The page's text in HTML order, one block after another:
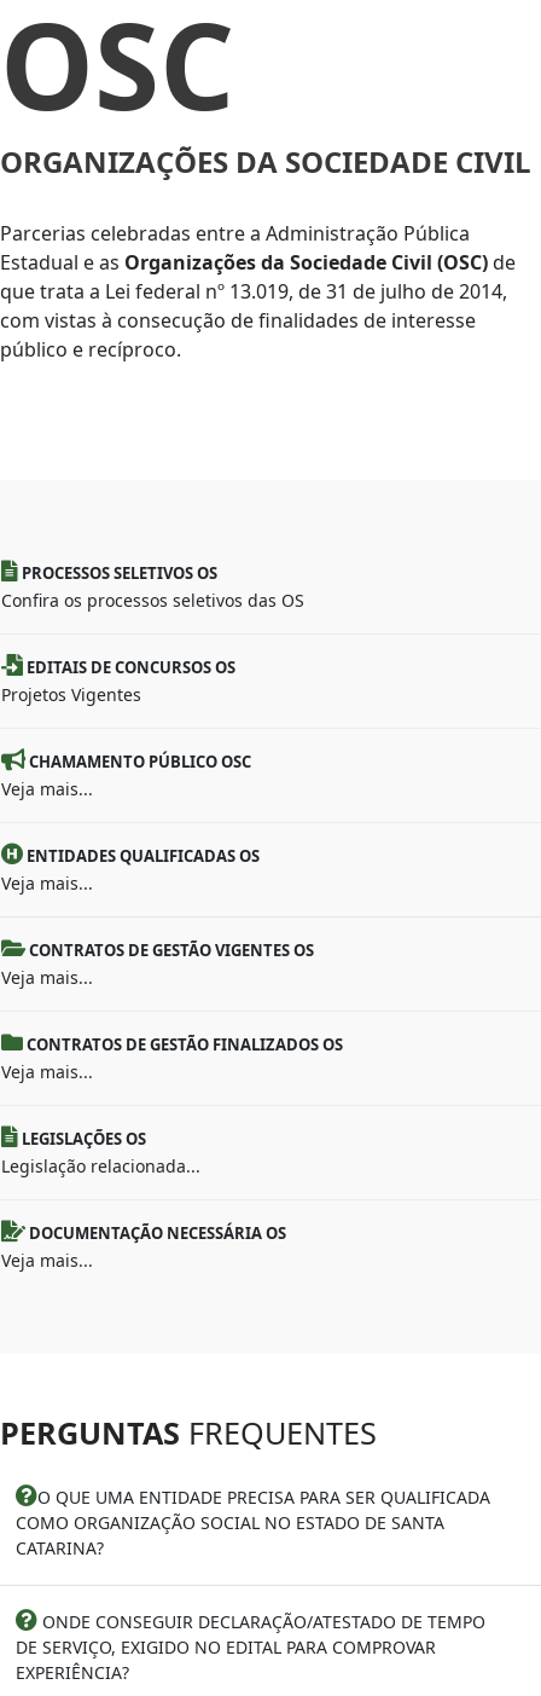
OSC
ORGANIZAÇÕES DA SOCIEDADE CIVIL
Parcerias celebradas entre a Administração Pública
Estadual e as Organizações da Sociedade Civil (OSC)de
que trata a Lei federal nº 13.019, de 31 de julho de 2014,
com vistas à consecução de finalidades de interesse
público e recíproco.
PROCESSOS SELETIVOS OS
Confira os processos seletivos das OS
EDITAIS DE CONCURSOS OS
Projetos Vigentes
CHAMAMENTO PÚBLICO OSC
Veja mais...
ENTIDADES QUALIFICADAS OS
Veja mais...
CONTRATOS DE GESTÃO VIGENTES OS
Veja mais...
CONTRATOS DE GESTÃO FINALIZADOS OS
Veja mais...
LEGISLAÇÕES OS
Legislação relacionada...
DOCUMENTAÇÃO NECESSÁRIA OS
Veja mais...
PERGUNTAS FREQUENTES
O QUE UMA ENTIDADE PRECISA PARA SER QUALIFICADA
COMO ORGANIZAÇÃO SOCIAL NO ESTADO DE SANTA
CATARINA?
ONDE CONSEGUIR DECLARAÇÃO/ATESTADO DE TEMPO
DE SERVIÇO, EXIGIDO NO EDITAL PARA COMPROVAR
EXPERIÊNCIA?